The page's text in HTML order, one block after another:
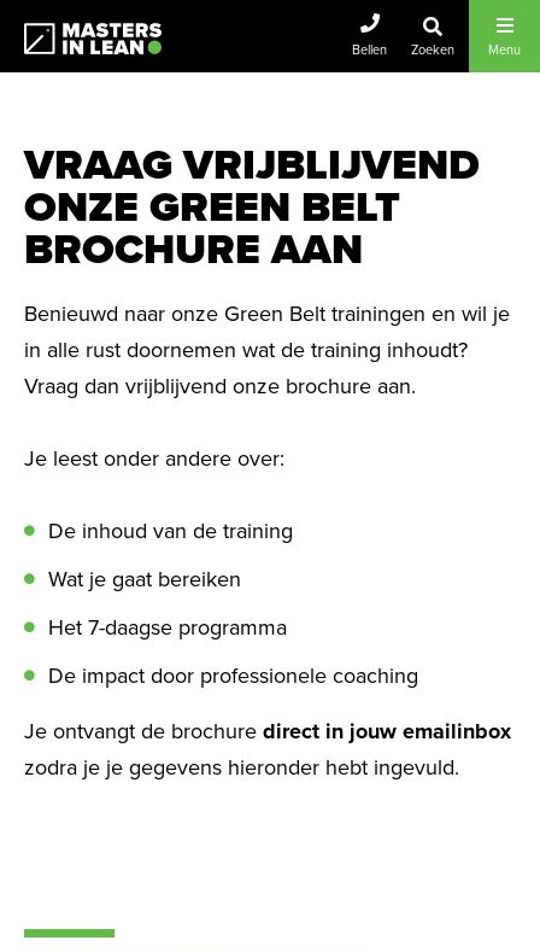
Masters In Lean
Bellen Zoeken Menu
VRAAG VRIJBLIJVEND
ONZE GREEN BELT
BROCHURE AAN
Benieuwd naar onze Green Belt trainingen en wil je
in alle rust doornemen wat de training inhoudt?
Vraag dan vrijblijvend onze brochure aan.
Je leest onder andere over:
De inhoud van de training
Wat je gaat bereiken
Het 7-daagse programma
De impact door professionele coaching
Je ontvangt de brochure direct in jouw emailinbox
zodra je je gegevens hieronder hebt ingevuld.